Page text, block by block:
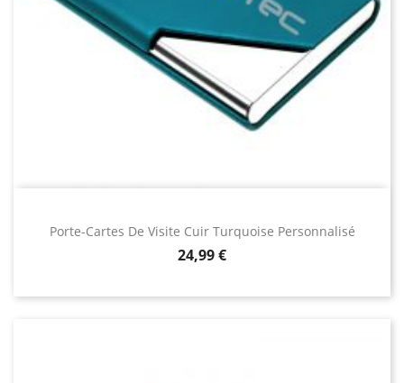
Porte-Cartes De Visite Cuir Turquoise Personnalisé
Prix
24,99 €